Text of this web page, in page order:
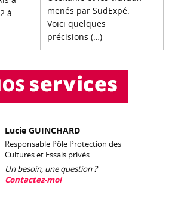
menés par SudExpé.
Voici quelques
précisions (…)
à
Lucie GUINCHARD
Responsable Pôle Protection des
Cultures et Essais privés
Un besoin, une question ?
Contactez-moi